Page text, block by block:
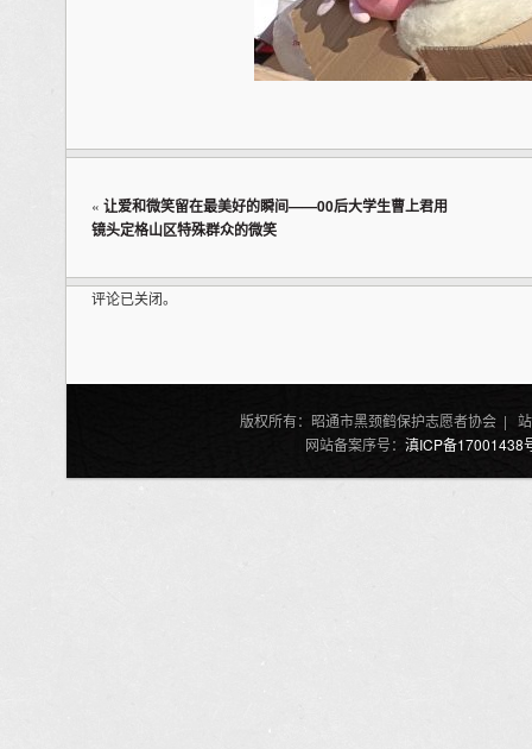
« 让爱和微笑留在最美好的瞬间——00后大学生曹上君用
镜头定格山区特殊群众的微笑
评论已关闭。
版权所有：昭通市黑颈鹤保护志愿者协会 |
网站备案序号： 滇ICP备17001438